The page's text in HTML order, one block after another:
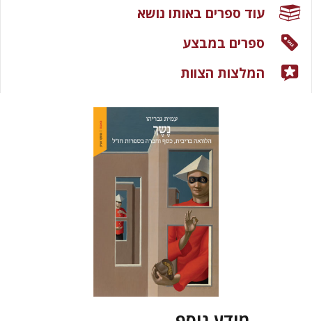
עוד ספרים באותו נושא
ספרים במבצע
המלצות הצוות